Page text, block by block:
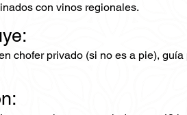
con vinos regionales.
chofer privado (si no es a pie),